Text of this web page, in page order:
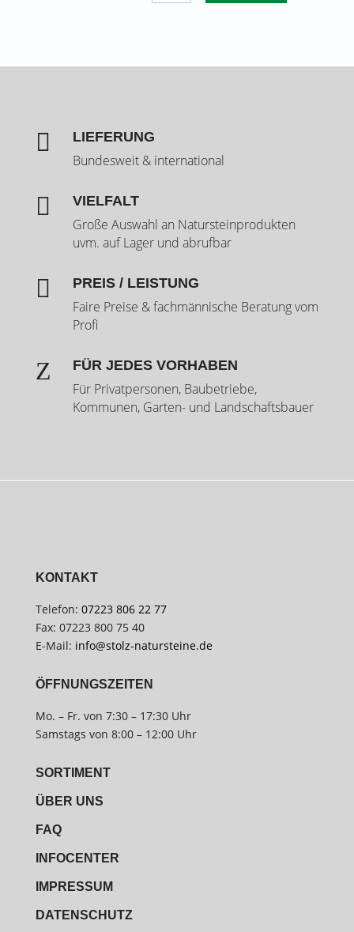
 LIEFERUNG
Bundesweit & international
 VIELFALT
Große Auswahl an Natursteinprodukten
uvm. auf Lager und abrufbar
 PREIS / LEISTUNG
Faire Preise & fachmännische Beratung vom
Profi
Z FÜR JEDES VORHABEN
Für Privatpersonen, Baubetriebe,
Kommunen, Garten- und Landschaftsbauer
KONTAKT
Telefon: 07223 806 22 77
Fax: 07223 800 75 40
E-Mail: info@stolz-natursteine.de
ÖFFNUNGSZEITEN
Mo. – Fr. von 7:30 – 17:30 Uhr
Samstags von 8:00 – 12:00 Uhr
SORTIMENT
ÜBER UNS
FAQ
INFOCENTER
IMPRESSUM
DATENSCHUTZ